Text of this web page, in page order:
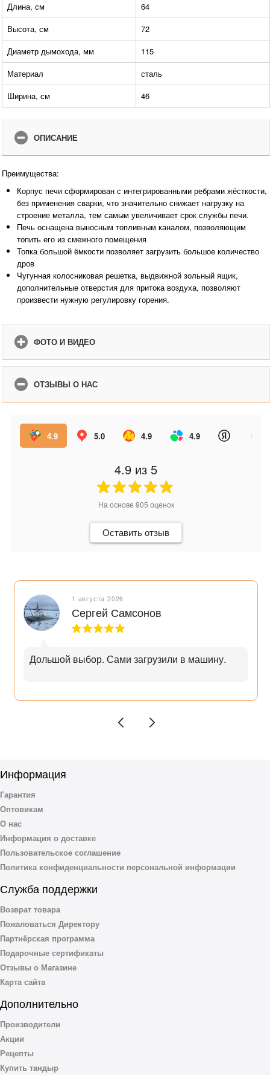
Длина, см
64
Высота, см
72
Диаметр дымохода, мм
115
Материал
сталь
Ширина, см
46
ОПИСАНИЕ
Преимущества:
Корпус печи сформирован с интегрированными ребрами жёсткости,
без применения сварки, что значительно снижает нагрузку на
строение металла, тем самым увеличивает срок службы печи.
Печь оснащена выносным топливным каналом, позволяющим
топить его из смежного помещения
Топка большой ёмкости позволяет загрузить большое количество
дров
Чугунная колосниковая решетка, выдвижной зольный ящик,
дополнительные отверстия для притока воздуха, позволяют
произвести нужную регулировку горения.
ФОТО И ВИДЕО
ОТЗЫВЫ О НАС
4.9 5.0 4.9 4.9
4.9 из 5
На основе 905 оценок
Оставить отзыв
1 августа 2026
Сергей Самсонов
Дольшой выбор. Сами загрузили в машину.
Информация
Гарантия
Оптовикам
О нас
Информация о доставке
Пользовательское соглашение
Политика конфиденциальности персональной информации
Служба поддержки
Возврат товара
Пожаловаться Директору
Партнёрская программа
Подарочные сертификаты
Отзывы о Магазине
Карта сайта
Дополнительно
Производители
Акции
Рецепты
Купить тандыр